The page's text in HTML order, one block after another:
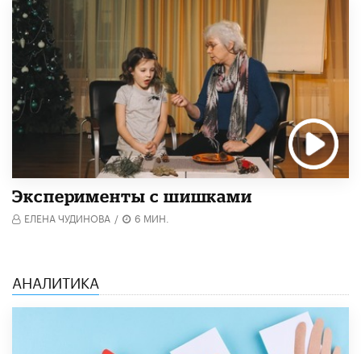
Эксперименты с шишками
ЕЛЕНА ЧУДИНОВА / 6 МИН.
АНАЛИТИКА